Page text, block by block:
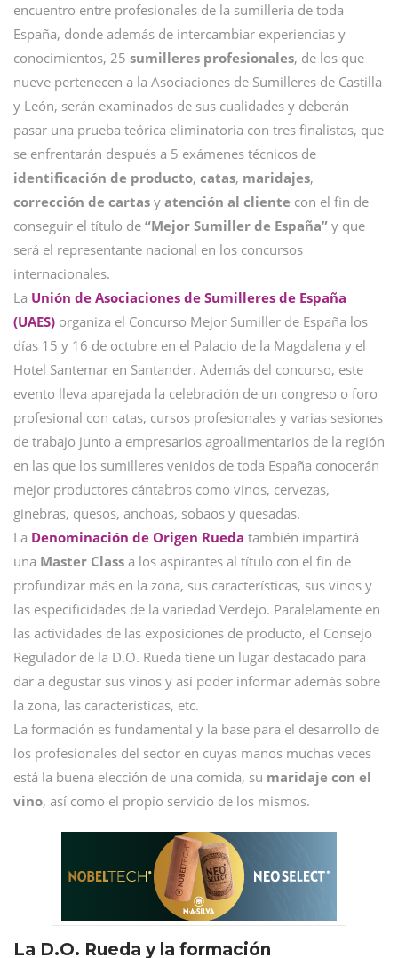
encuentro entre profesionales de la sumilleria de toda
España, donde además de intercambiar experiencias y
conocimientos, 25 sumilleres profesionales, de los que
nueve pertenecen a la Asociaciones de Sumilleres de Castilla
y León, serán examinados de sus cualidades y deberán
pasar una prueba teórica eliminatoria con tres finalistas, que
se enfrentarán después a 5 exámenes técnicos de
identificación de producto, catas, maridajes,
corrección de cartas y atención al cliente con el fin de
conseguir el título de “Mejor Sumiller de España” y que
será el representante nacional en los concursos
internacionales.
La Unión de Asociaciones de Sumilleres de España
(UAES) organiza el Concurso Mejor Sumiller de España los
días 15 y 16 de octubre en el Palacio de la Magdalena y el
Hotel Santemar en Santander. Además del concurso, este
evento lleva aparejada la celebración de un congreso o foro
profesional con catas, cursos profesionales y varias sesiones
de trabajo junto a empresarios agroalimentarios de la región
en las que los sumilleres venidos de toda España conocerán
mejor productores cántabros como vinos, cervezas,
ginebras, quesos, anchoas, sobaos y quesadas.
La Denominación de Origen Rueda también impartirá
una Master Class a los aspirantes al título con el fin de
profundizar más en la zona, sus características, sus vinos y
las especificidades de la variedad Verdejo. Paralelamente en
las actividades de las exposiciones de producto, el Consejo
Regulador de la D.O. Rueda tiene un lugar destacado para
dar a degustar sus vinos y así poder informar además sobre
la zona, las características, etc.
La formación es fundamental y la base para el desarrollo de
los profesionales del sector en cuyas manos muchas veces
está la buena elección de una comida, su maridaje con el
vino, así como el propio servicio de los mismos.
La D.O. Rueda y la formación